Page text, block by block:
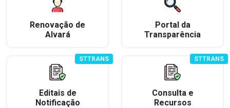
Renovação de
Alvará
Portal da
Transparência
Editais de
Notificação
STTRANS
Consulta e
Recursos
STTRANS